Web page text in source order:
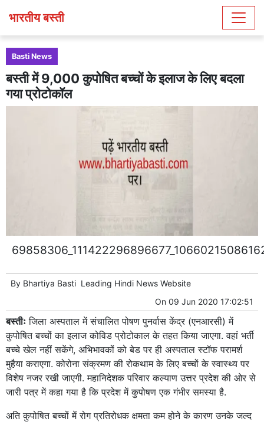
भारतीय बस्ती
Basti News
बस्ती में 9,000 कुपोषित बच्चों के इलाज के लिए बदला
गया प्रोटोकॉल
By Bhartiya Basti Leading Hindi News Website
On 09 Jun 2020 17:02:51
बस्तीः जिला अस्पताल में संचालित पोषण पुनर्वास केंद्र (एनआरसी) में
कुपोषित बच्चों का इलाज कोविड प्रोटोकाल के तहत किया जाएगा. वहां भर्ती
बच्चे खेल नहीं सकेंगे, अभिभावकों को बेड पर ही अस्पताल स्टॉफ परामर्श
मुहैया कराएगा. कोरोना संक्रमण की रोकथाम के लिए बच्चों के स्वास्थ्य पर
विशेष नजर रखी जाएगी. महानिदेशक परिवार कल्याण उत्तर प्रदेश की ओर से
जारी पत्र में कहा गया है कि प्रदेश में कुपोषण एक गंभीर समस्या है.
अति कुपोषित बच्चों में रोग प्रतिरोधक क्षमता कम होने के कारण उनके जल्द